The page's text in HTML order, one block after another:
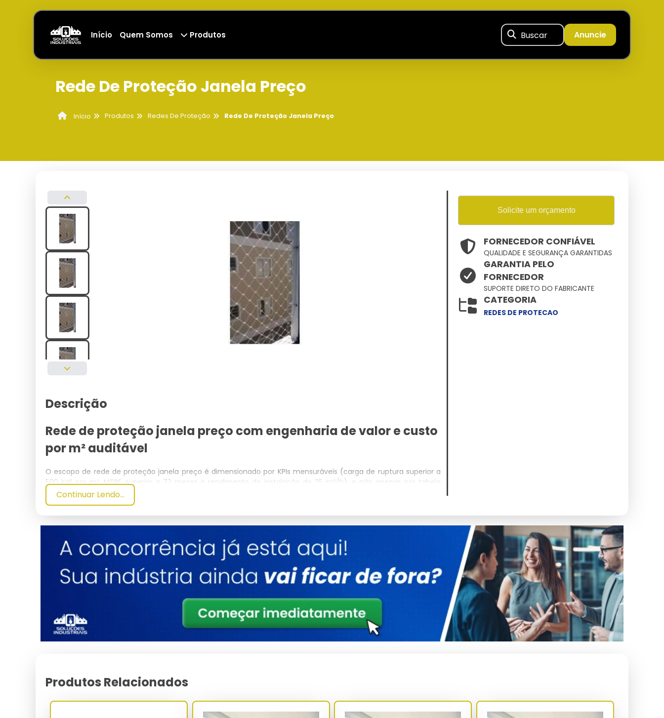
Início Quem Somos Produtos Buscar Anuncie
Rede De Proteção Janela Preço
Início Produtos Redes De Proteção Rede De Proteção Janela Preço
Descrição
Rede de proteção janela preço com engenharia de valor e custo
por m² auditável
O escopo de rede de proteção janela preço é dimensionado por KPIs mensuráveis (carga de ruptura superior a
500 kgf por m², MTBF superior a 72 meses e rendimento de instalação de 25 m²/h), e não apenas por tabela
comercial.
acidentes chega a 72%, e o ROI do investimento é inferior a 8 meses frente ao custo médio de sinistro registrado
em inspeções do MTE.
A linha residencial para apartamentos, sacadas e janelas utiliza rede cristal transparente ou preta, com fio de 2.0
mm e malha de 3x3 cm, oferecendo estanqueidade contra queda de crianças e pets sem comprometer a
e ensaio de abrasão Taber (CS-10 - 1.000 ciclos) superior a 85% de retenção mecânica.
As redes para contenção de aves em fachadas, telhados industriais e usinas agropecuárias seguem malha de
2x2 cm com fio de 2.0 mm, aprovadas pelo IBAMA como método não-letal de manejo conforme Instrução
Normativa 141/2006. A instalação reduz custos de limpeza de fachadas em até 65% e elimina o risco de
Os modelos esportivos para quadras poliesportivas, campos de futebol society e playgrounds utilizam rede de
polietileno torcido ou trançado com malha de 12x12 cm, fio de 4.0 mm e carga de ruptura superior a 1.200 kgf por
permanente, preservando a reologia elástica e mantendo o throughput de utilização da quadra.
Continuar Lendo...
Solicite um orçamento
FORNECEDOR CONFIÁVEL
QUALIDADE E SEGURANÇA GARANTIDAS
GARANTIA PELO
FORNECEDOR
SUPORTE DIRETO DO FABRICANTE
CATEGORIA
REDES DE PROTECAO
Produtos Relacionados